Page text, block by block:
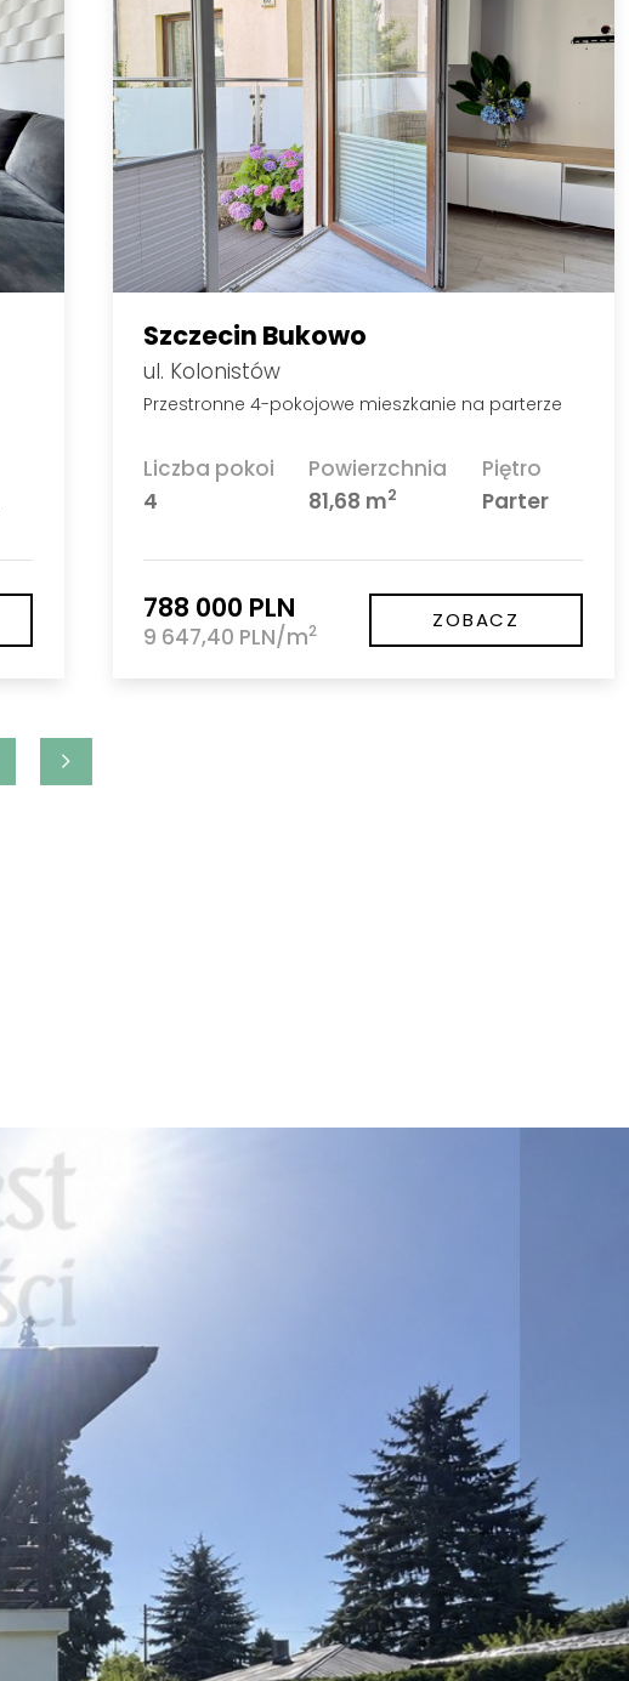
Szczecin Bukowo
ul. Kolonistów
Przestronne 4-pokojowe mieszkanie na parterze
Liczba pokoi
4
Powierzchnia
81,68 m2
Piętro
Parter
788 000 PLN
9 647,40 PLN/m2 ZOBACZ